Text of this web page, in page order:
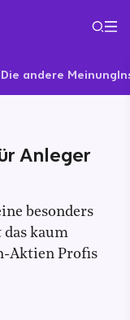
Die andere Meinung
Anleger
besonders
kaum
Aktien Profis